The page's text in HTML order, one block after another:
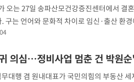
오는 27일 송파산모건강증진센터에서 결
구는 언어와 문화적 차이로 임신·출산 환
게 이해하고 안정적인 출산을 돕기 위해
의심…정비사업 멈춘 건 박원
대행 겸 원내대표가 국민의힘의 부동산